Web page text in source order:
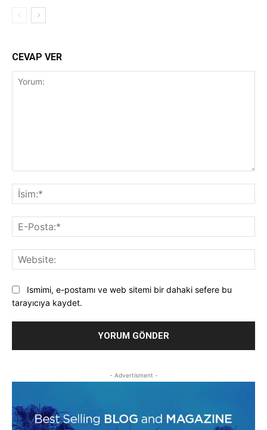
CEVAP VER
Ismimi, e-postamı ve web sitemi bir dahaki sefere bu
tarayıcıya kaydet.
- Advertisment -